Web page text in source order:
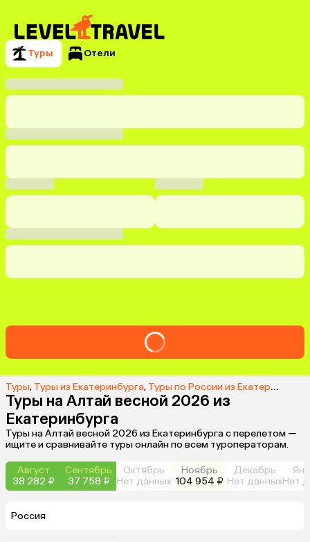
Туры Отели
Туры, Туры из Екатеринбурга, Туры по России из Екатеринбурга
Туры на Алтай весной 2026 из
Екатеринбурга
Туры на Алтай весной 2026 из Екатеринбурга с перелетом —
ищите и сравнивайте туры онлайн по всем туроператорам.
Август
38 282 ₽
Сентябрь
37 758 ₽
Октябрь
Нет данных
Ноябрь
104 954 ₽
Декабрь
Нет данныхНет
Россия